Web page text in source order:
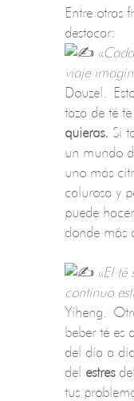
Entre otras
destacar:
«
viaje
Douzel.
taza de té
quieras. Si
un mundo
uno más
calurosa y
puede
donde más
«El té
continuo
Yiheng.
beber té es
del día a
del estres
tus